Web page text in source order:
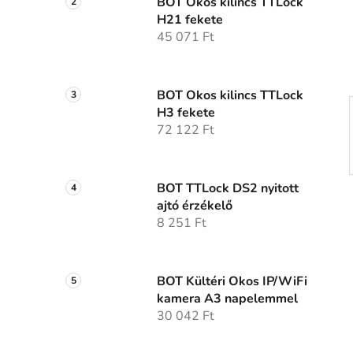
l
H21 fekete
45 071 Ft
BOT Okos kilincs TTLock
H3 fekete
72 122 Ft
BOT TTLock DS2 nyitott
ajtó érzékelő
8 251 Ft
BOT Kültéri Okos IP/WiFi
kamera A3 napelemmel
30 042 Ft